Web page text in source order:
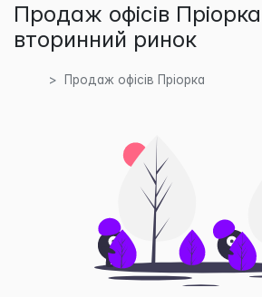
Продаж офісів
вторинний ринок
Продаж офісів Пріорка